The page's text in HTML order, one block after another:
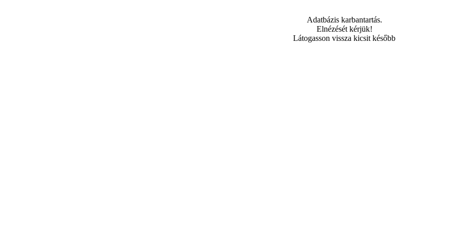
Adatbázis karbantartás.
Elnézését kérjük!
Látogasson vissza kicsit később